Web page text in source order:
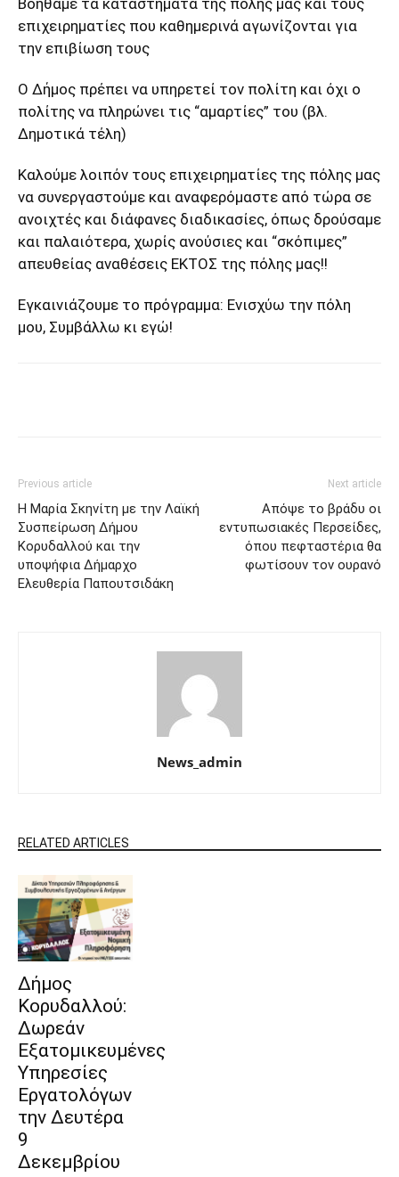
Βοηθάμε τα καταστήματα της πόλης μας και τους
επιχειρηματίες που καθημερινά αγωνίζονται για
την επιβίωση τους
Ο Δήμος πρέπει να υπηρετεί τον πολίτη και όχι ο
πολίτης να πληρώνει τις “αμαρτίες” του (βλ.
Δημοτικά τέλη)
Καλούμε λοιπόν τους επιχειρηματίες της πόλης μας
να συνεργαστούμε και αναφερόμαστε από τώρα σε
ανοιχτές και διάφανες διαδικασίες, όπως δρούσαμε
και παλαιότερα, χωρίς ανούσιες και “σκόπιμες”
απευθείας αναθέσεις ΕΚΤΟΣ της πόλης μας!!
Εγκαινιάζουμε το πρόγραμμα: Ενισχύω την πόλη
μου, Συμβάλλω κι εγώ!
Previous article
Η Μαρία Σκηνίτη με την Λαϊκή
Συσπείρωση Δήμου
Κορυδαλλού και την
υποψήφια Δήμαρχο
Ελευθερία Παπουτσιδάκη
Next article
Απόψε το βράδυ οι
εντυπωσιακές Περσείδες,
όπου πεφταστέρια θα
φωτίσουν τον ουρανό
News_admin
RELATED ARTICLES
Δήμος
Κορυδαλλού:
Δωρεάν
Εξατομικευμένες
Υπηρεσίες
Eργατολόγων
την Δευτέρα
9
Δεκεμβρίου